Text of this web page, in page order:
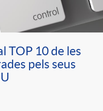
TOP 10 de les
pels seus